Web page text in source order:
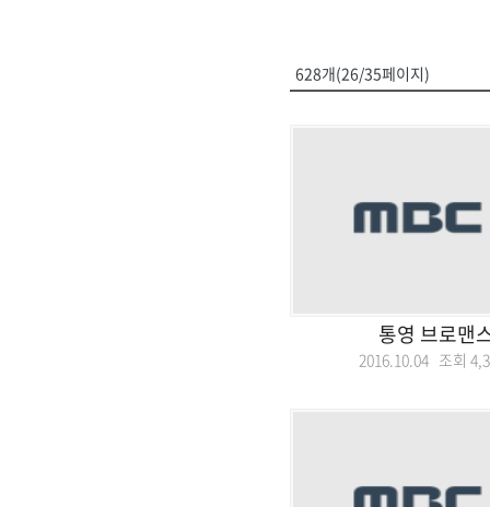
628개(26/35페이지)
통영 브로맨
2016.10.04 조회